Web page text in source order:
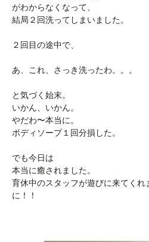
がわからなくなって、
結局２回洗ってしまいました。
２回目の途中で、
あ、これ、さっき洗ったわ。。。
と気づく始末。
いかん、いかん。
やだわ〜本当に。
ボディソープ１回分損した。
でも今日は
本当に癒されました。
育休中のスタッフが遊びに来てく
に！！